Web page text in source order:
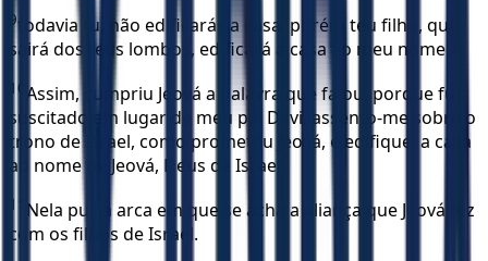
9todavia tu, não edificarás a casa, porém teu filho, que
sairá dos teus lombos, edificará a casa ao meu nome.
10 Assim, cumpriu Jeová a palavra que falou, porque fui
suscitado em lugar de meu pai Davi, assento-me sobre o
trono de Israel, como prometeu Jeová, e edifiquei a casa
ao nome de Jeová, Deus de Israel.
11
Nela pus a arca em que se acha a aliança que Jeová fez
com os filhos de Israel.